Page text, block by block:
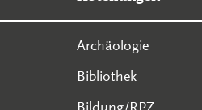
Archäologie
Bibliothek
Bildung/RPZ